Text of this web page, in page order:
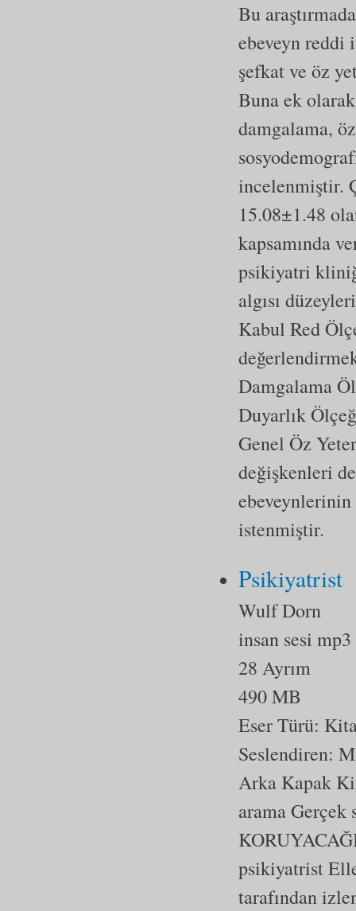
Bu
ebeveyn reddi
şefkat ve öz
Buna ek
damgalama,
incelenmiştir.
15.08±1.48
kapsamında
psikiyatri
algısı
Kabul Red
Damgalama
Duyarlık
Genel Öz
değişkenleri
istenmiştir.
Psikiyatrist
Wulf Dorn
insan sesi mp3
28 Ayrım
490 MB
Eser Türü:
Seslendiren:
Arka Kapak
arama
psikiyatrist
tarafından